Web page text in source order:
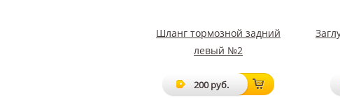
Шланг тормозной задний
левый №2
200 руб.